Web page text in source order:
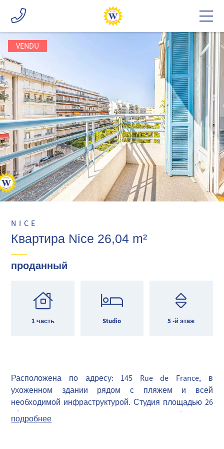
VENDU
NICE
Квартира Nice 26,04 m²
проданный
1 часть Studio 5 -й этаж
Расположена по адресу: 145 Rue de France, в
ухоженном здании рядом с пляжем и всей
необходимой инфраструктурой. Студия площадью 26
м² находится на высоком этаже и имеет балкон с
южной стороны с видом на зелёный сад.
подробнее